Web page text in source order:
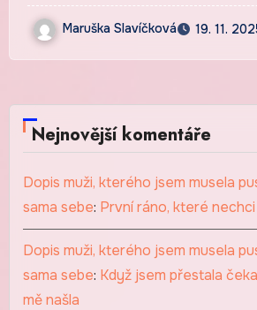
Maruška Slavíčková 19. 11.
Nejnovější komentáře
Dopis muži, kterého jsem musela
sama sebe: První ráno, které
Dopis muži, kterého jsem musela
sama sebe: Když jsem přestala
mě našla